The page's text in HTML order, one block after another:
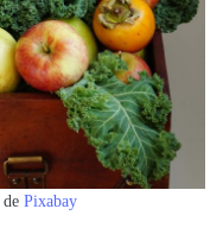
de Pixabay